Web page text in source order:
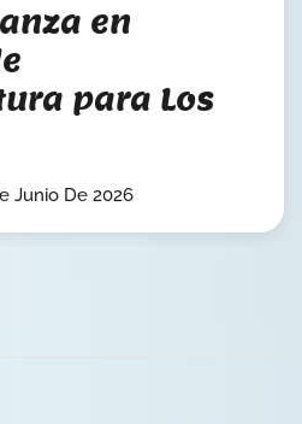
en
para Los
Junio De 2026